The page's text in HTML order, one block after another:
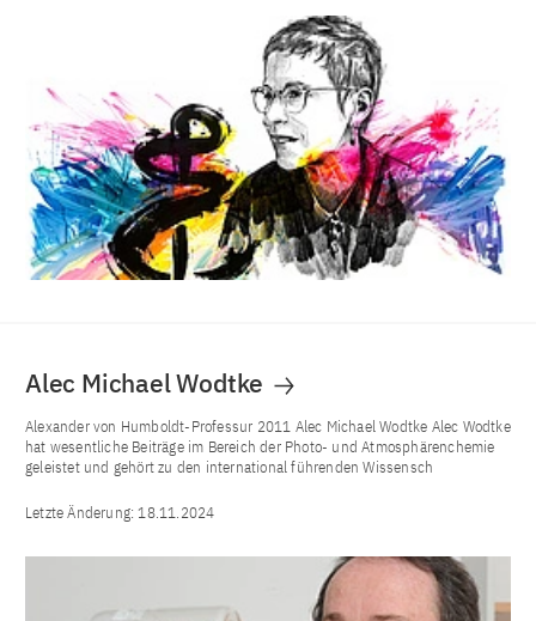
Alec Michael Wodtke
Alexander von Humboldt-Professur 2011 Alec Michael Wodtke Alec Wodtke
hat wesentliche Beiträge im Bereich der Photo- und Atmosphärenchemie
geleistet und gehört zu den international führenden Wissensch
Letzte Änderung:18.11.2024